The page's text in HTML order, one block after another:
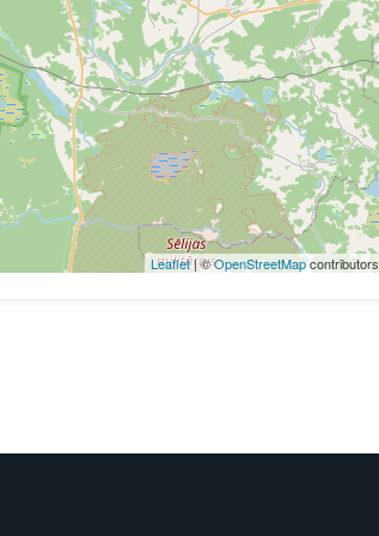
Leaflet| ©OpenStreetMapcontributors